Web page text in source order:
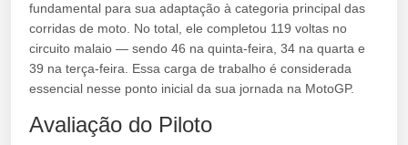
fundamental para sua adaptação à categoria principal das
corridas de moto. No total, ele completou 119 voltas no
circuito malaio — sendo 46 na quinta-feira, 34 na quarta e
39 na terça-feira. Essa carga de trabalho é considerada
essencial nesse ponto inicial da sua jornada na MotoGP.
Avaliação do Piloto